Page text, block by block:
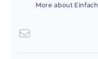
More about